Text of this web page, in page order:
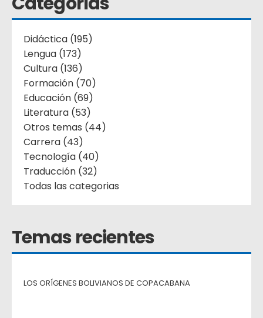
Didáctica (195)
Lengua (173)
Cultura (136)
Formación (70)
Educación (69)
Literatura (53)
Otros temas (44)
Carrera (43)
Tecnología (40)
Traducción (32)
Todas las categorias
Temas recientes
LOS ORÍGENES BOLIVIANOS DE COPACABANA